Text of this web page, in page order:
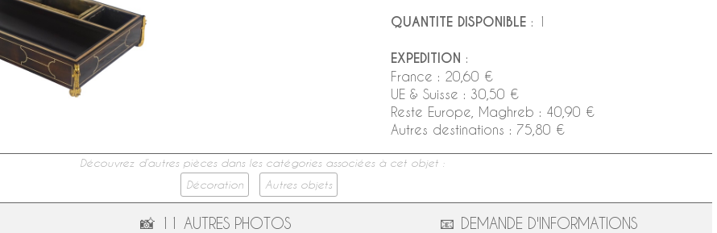
QUANTITE DISPONIBLE : 1
EXPEDITION :
France : 20,60 €
UE & Suisse : 30,50 €
Reste Europe, Maghreb : 40,90 €
Autres destinations : 75,80 €
Découvrez d’autres pièces dans les catégories associées à cet objet :
Décoration
Autres objets
📸 11 AUTRES PHOTOS 📧 DEMANDE D'INFORMATIONS